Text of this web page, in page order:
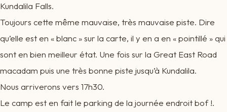
Kundalila Falls.
Toujours cette même mauvaise, très mauvaise piste. Dire
qu’elle est en « blanc » sur la carte, il y en a en « pointillé » qui
sont en bien meilleur état. Une fois sur la Great East Road
macadam puis une très bonne piste jusqu’à Kundalila.
Nous arriverons vers 17h30.
Le camp est en fait le parking de la journée endroit bof !.